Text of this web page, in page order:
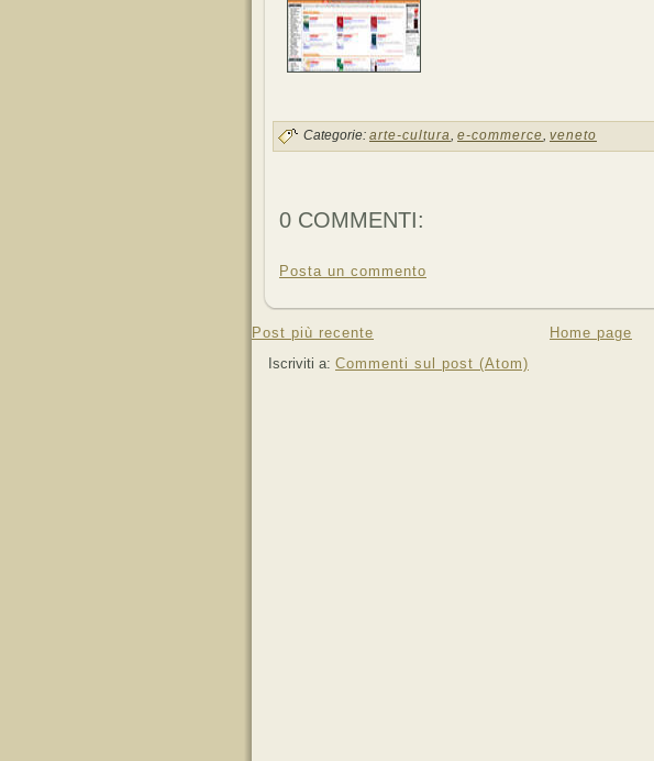
Categorie: arte-cultura, e-commerce, veneto
0 COMMENTI:
Posta un commento
Post più recente
Home page
Iscriviti a: Commenti sul post (Atom)